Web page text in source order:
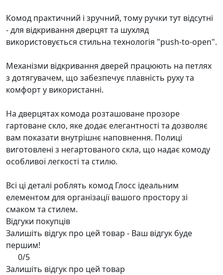
Комод практичний і зручний, тому ручки тут відсутні
- для відкривання дверцят та шухляд
використовується стильна технологія "push-to-open".
Механізми відкривання дверей працюють на петлях
з дотягувачем, що забезпечує плавність руху та
комфорт у використанні.
На дверцятах комода розташоване прозоре
гартоване скло, яке додає елегантності та дозволяє
вам показати внутрішнє наповнення. Полиці
виготовлені з негартованого скла, що надає комоду
особливої легкості та стилю.
Всі ці деталі роблять комод Глосс ідеальним
елементом для організації вашого простору зі
смаком та стилем.
Відгуки покупців
Залишіть відгук про цей товар - Ваш відгук буде
першим!
0/5
Залишіть відгук про цей товар